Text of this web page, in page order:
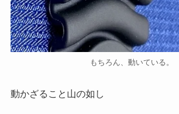
もちろん、動いている。
動かざること山の如し